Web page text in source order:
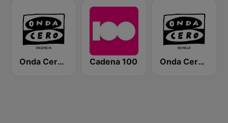
Onda Cero Valencia Cadena 100 Onda Cero Sevilla